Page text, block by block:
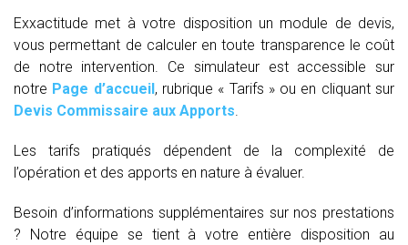
Exxactitude met à votre disposition un module de devis,
vous permettant de calculer en toute transparence le coût
de notre intervention. Ce simulateur est accessible sur
notre Page d’accueil, rubrique « Tarifs » ou en cliquant sur
Devis Commissaire aux Apports.
Les tarifs pratiqués dépendent de la complexité de
l’opération et des apports en nature à évaluer.
Besoin d’informations supplémentaires sur nos prestations
? Notre équipe se tient à votre entière disposition au